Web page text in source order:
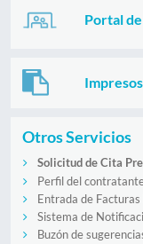
Portal
Otros Servicios
Solicitud de Cita
Perfil del
Entrada de
Sistema de
Buzón de